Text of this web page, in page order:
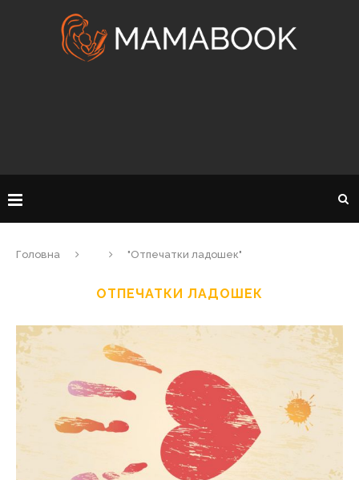
Головна "Отпечатки ладошек"
ОТПЕЧАТКИ ЛАДОШЕК